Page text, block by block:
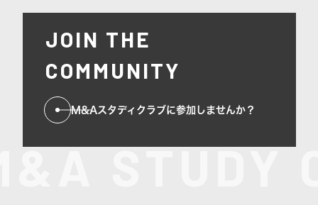
STUDY
JOIN THE
COMMUNITY
M&Aスタディクラブに参加しませんか？